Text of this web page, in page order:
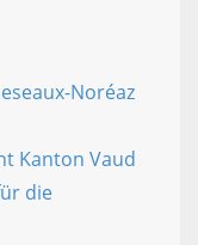
Noréaz
Kanton Vaud
die